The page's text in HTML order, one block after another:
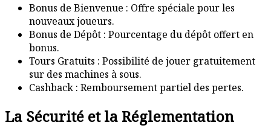
Bonus de Bienvenue : Offre spéciale pour les
nouveaux joueurs.
Bonus de Dépôt : Pourcentage du dépôt offert en
bonus.
Tours Gratuits : Possibilité de jouer gratuitement
sur des machines à sous.
Cashback : Remboursement partiel des pertes.
La Sécurité et la Réglementation